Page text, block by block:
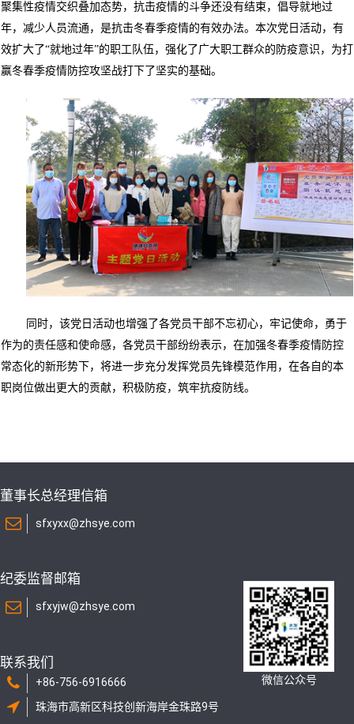
聚集性疫情交织叠加态势，抗击疫情的斗争还没有结束，倡导就地过
年，减少人员流通，是抗击冬春季疫情的有效办法。本次党日活动，有
效扩大了“就地过年”的职工队伍，强化了广大职工群众的防疫意识，为打
赢冬春季疫情防控攻坚战打下了坚实的基础。
同时，该党日活动也增强了各党员干部不忘初心，牢记使命，勇于
作为的责任感和使命感，各党员干部纷纷表示，在加强冬春季疫情防控
常态化的新形势下，将进一步充分发挥党员先锋模范作用，在各自的本
职岗位做出更大的贡献，积极防疫，筑牢抗疫防线。
董事长总经理信箱
sfxyxx@zhsye.com
纪委监督邮箱
sfxyjw@zhsye.com
联系我们
+86-756-6916666
珠海市高新区科技创新海岸金珠路9号
微信公众号